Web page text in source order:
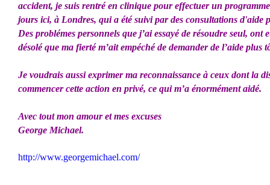
accident, je suis rentré en clinique pour effectuer un
jours ici, à Londres, qui a été suivi par des consultations d'aide
Des problémes personnels que j’ai essayé de résoudre seul, ont
désolé que ma fierté m’ait empéché de demander de l’aide plus
Je voudrais aussi exprimer ma reconnaissance à ceux dont la
commencer cette action en privé, ce qui m’a énormément aidé.
Avec tout mon amour et mes excuses
George Michael.
http://www.georgemichael.com/